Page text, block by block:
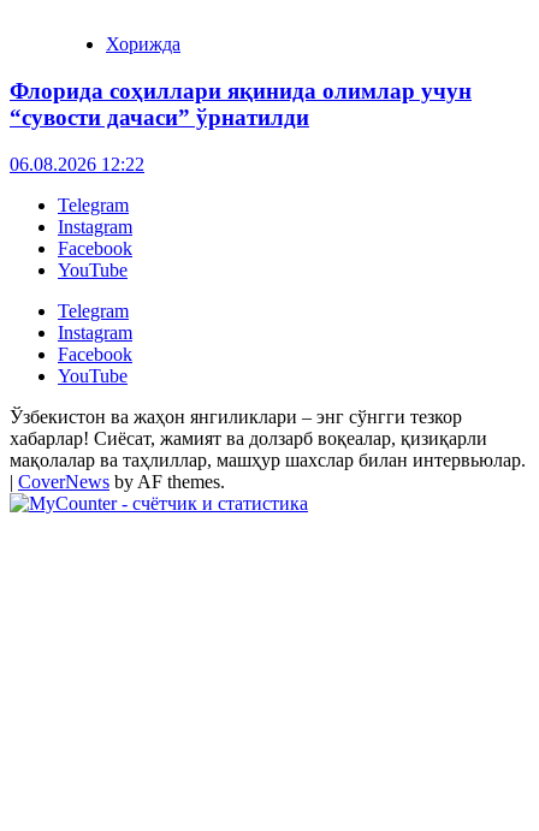
Хорижда
Флорида соҳиллари яқинида олимлар учун
“сувости дачаси” ўрнатилди
06.08.2026 12:22
Telegram
Instagram
Facebook
YouTube
Telegram
Instagram
Facebook
YouTube
Ўзбекистон ва жаҳон янгиликлари – энг сўнгги тезкор
хабарлар! Сиёсат, жамият ва долзарб воқеалар, қизиқарли
мақолалар ва таҳлиллар, машҳур шахслар билан интервьюлар.
| CoverNews by AF themes.